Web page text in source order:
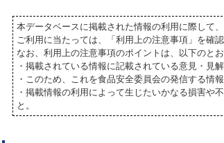
本データベースに掲載された情報の利用に際して
ご利用に当たっては、「利用上の注意事項」を確
なお、利用上の注意事項のポイントは、以下のとお
・掲載されている情報に記載されている意見・見
・このため、これを食品安全委員会の発信する情
・掲載情報の利用によって生じたいかなる損害や
と。